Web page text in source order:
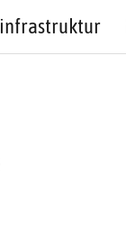
infrastruktur